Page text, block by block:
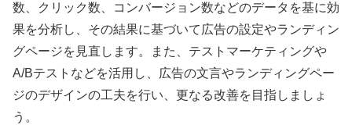
数、クリック数、コンバージョン数などのデータを基に効
果を分析し、その結果に基づいて広告の設定やランディン
グページを見直します。また、テストマーケティングや
A/Bテストなどを活用し、広告の文言やランディングペー
ジのデザインの工夫を行い、更なる改善を目指しましょ
う。